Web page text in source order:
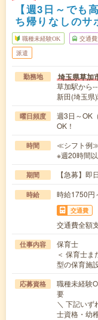
【週3日～でも
ち帰りなしのサ
職種未経験OK 交通
派遣
勤務地 埼玉県草加
草加駅から
新田(埼玉県
曜日頻度
週3日～OK
OK！
時間
≪シフト例
※週20時間
期間 【急募】
時給 時給1750
交通費
交通費全額
仕事内容
保育士
＜ 保育士
型の保育施
応募資格
職種未経験
要
＼ 下記いず
士資格・幼